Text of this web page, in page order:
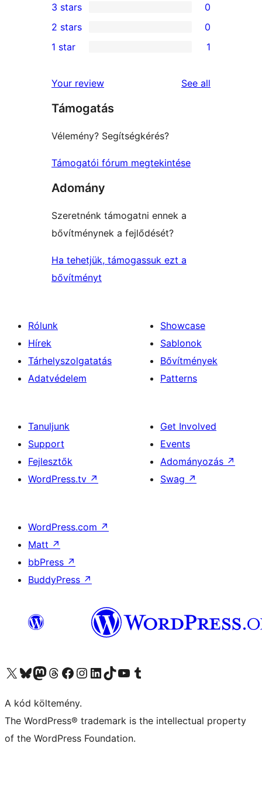
star
review
4-
star
reviews
0
3-
star
3 stars 0
2-
reviews
2 stars 0
star
review
1 star 1
Your review See all
Támogatás
Vélemény? Segítségkérés?
Támogatói fórum megtekintése
Adomány
Szeretnénk támogatni ennek a
bővítménynek a fejlődését?
Ha tehetjük, támogassuk ezt a
bővítményt
Rólunk
Hírek
Tárhelyszolgatatás
Adatvédelem
Showcase
Sablonok
Bővítmények
Patterns
Tanuljunk
Support
Fejlesztők
WordPress.tv ↗
Get Involved
Events
Adományozás ↗
Swag ↗
WordPress.com ↗
Matt ↗
bbPress ↗
BuddyPress ↗
Visit our X (formerly Twitter) account
Visit our Bluesky account
Twitter csatornánk
Visit our Threads account
Facebook oldalunk megtekintése
Visit our Instagram account
Visit our LinkedIn account
Visit our TikTok account
Visit our YouTube channel
Visit our Tumblr account
A kód költemény.
The WordPress® trademark is the intellectual property
of the WordPress Foundation.